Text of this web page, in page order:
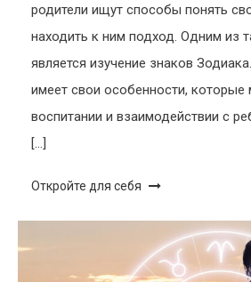
родители ищут способы понять
находить к ним подход. Одним из
является изучение знаков
имеет свои особенности, которые
воспитании и взаимодействии с
[…]
Откройте для себя